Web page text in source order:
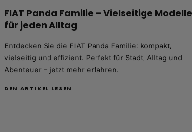
FIAT Panda Familie – Vielseitige Modelle
für jeden Alltag
Entdecken Sie die FIAT Panda Familie: kompakt,
vielseitig und effizient. Perfekt für Stadt, Alltag und
Abenteuer – jetzt mehr erfahren.
DEN ARTIKEL LESEN